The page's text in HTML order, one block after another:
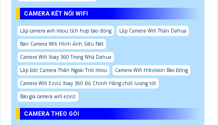
CAMERA KẾT NỐI WIFI
Lắp camera wifi Imou tích hợp báo động
Lắp Camera Wifi Thân Dahua
Bán Camera Wifi Hình Ảnh Siêu Nét
Camera Wifi Xoay 360 Trong Nhà Dahua
Lắp Đặt Camera Thân Ngoài Trời Imou
Camera Wifi Hikvision Báo Động
Camera Wifi Ezviz Xoay 360 Độ Chính Hãng chất lượng tốt
Báo giá camera wifi ezviz
CAMERA THEO GÓI